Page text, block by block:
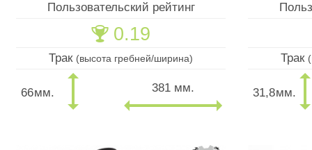
Пользовательский рейтинг
🏆 0.19
Трак (высота гребней/ширина)
66мм. 381 мм.
Трак
31,8мм.